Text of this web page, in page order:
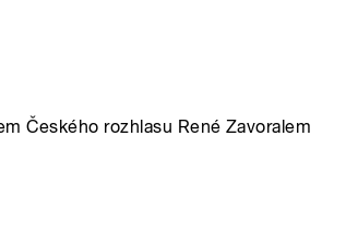
Českého rozhlasu René Zavoralem